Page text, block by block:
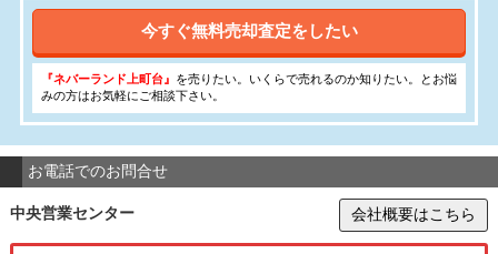
今すぐ無料売却査定をしたい
『ネバーランド上町台』 を売りたい。いくらで売れるのか知りたい。とお悩
みの方はお気軽にご相談下さい。
お電話でのお問合せ
中央営業センター 会社概要はこちら